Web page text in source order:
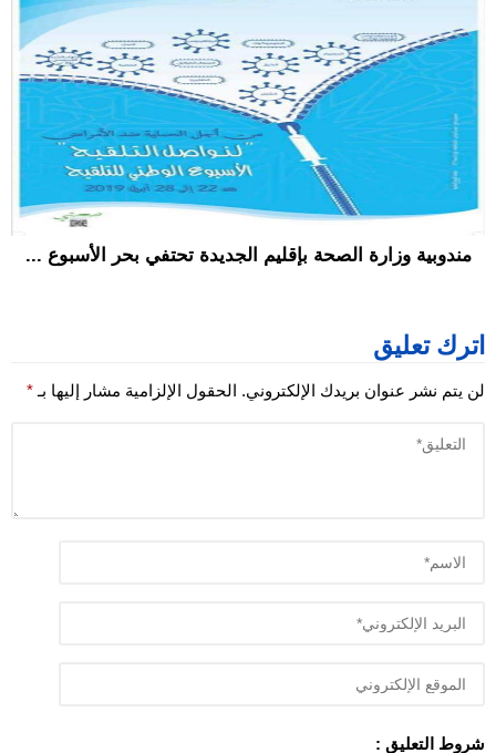
مندوبية وزارة الصحة بإقليم الجديدة تحتفي بحر الأسبوع ...
اترك تعليق
لن يتم نشر عنوان بريدك الإلكتروني. الحقول الإلزامية مشار إليها بـ *
شروط التعليق :